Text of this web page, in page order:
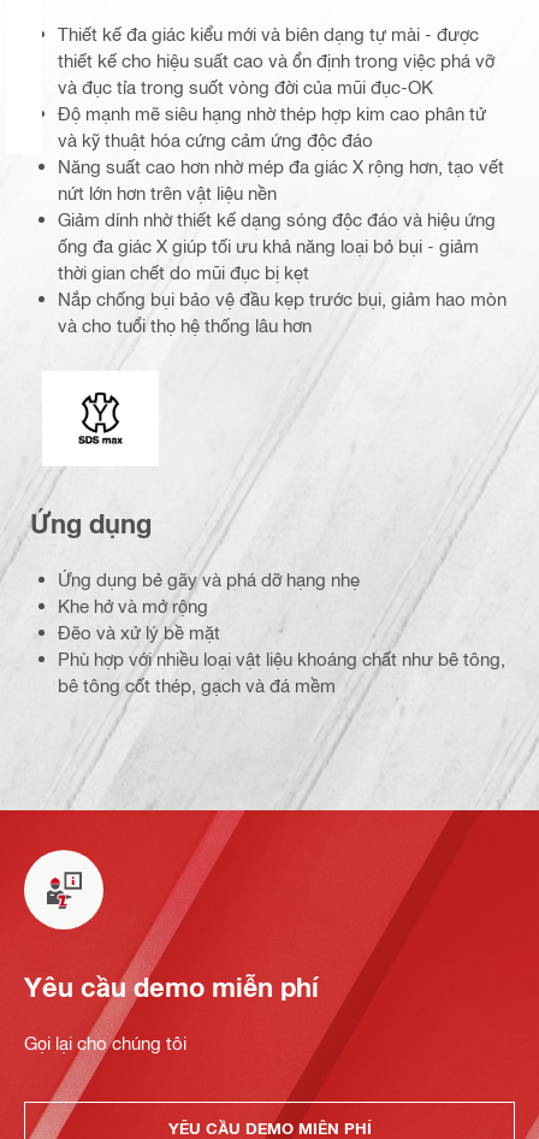
Thiết kế đa giác kiểu mới và biên dạng tự mài - được
thiết kế cho hiệu suất cao và ổn định trong việc phá vỡ
và đục tỉa trong suốt vòng đời của mũi đục-OK
Độ mạnh mẽ siêu hạng nhờ thép hợp kim cao phân tử
và kỹ thuật hóa cứng cảm ứng độc đáo
Năng suất cao hơn nhờ mép đa giác X rộng hơn, tạo vết
nứt lớn hơn trên vật liệu nền
Giảm dính nhờ thiết kế dạng sóng độc đáo và hiệu ứng
ống đa giác X giúp tối ưu khả năng loại bỏ bụi - giảm
thời gian chết do mũi đục bị kẹt
Nắp chống bụi bảo vệ đầu kẹp trước bụi, giảm hao mòn
và cho tuổi thọ hệ thống lâu hơn
Đầu nối
Ứng dụng
Ứng dụng bẻ gãy và phá dỡ hạng nhẹ
Khe hở và mở rộng
Đẽo và xử lý bề mặt
Phù hợp với nhiều loại vật liệu khoáng chất như bê tông,
bê tông cốt thép, gạch và đá mềm
Yêu cầu demo miễn phí
Gọi lại cho chúng tôi
YÊU CẦU DEMO MIỄN PHÍ